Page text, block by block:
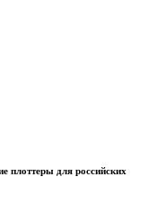
плоттеры для российских